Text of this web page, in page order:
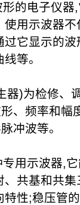
的电子仪器,
使用示波器
过它显示的波
等。
器)为检修、
、频率和幅
冲波等。
用示波器,
、共基和共
特性;稳压管